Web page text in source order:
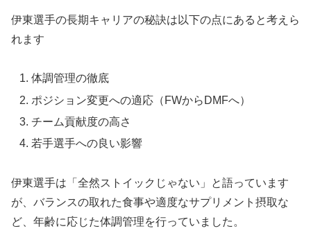
伊東選手の長期キャリアの秘訣は以下の点にあると考えら
れます
体調管理の徹底
ポジション変更への適応（FWからDMFへ）
チーム貢献度の高さ
若手選手への良い影響
伊東選手は「全然ストイックじゃない」と語っています
が、バランスの取れた食事や適度なサプリメント摂取な
ど、年齢に応じた体調管理を行っていました。